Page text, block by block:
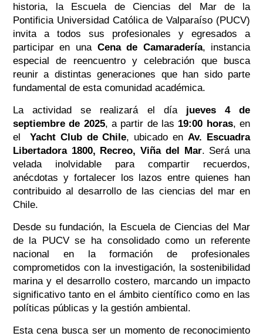
historia, la Escuela de Ciencias del Mar de la
Pontificia Universidad Católica de Valparaíso (PUCV)
invita a todos sus profesionales y egresados a
participar en una Cena de Camaradería, instancia
especial de reencuentro y celebración que busca
reunir a distintas generaciones que han sido parte
fundamental de esta comunidad académica.
La actividad se realizará el día jueves 4 de
septiembre de 2025, a partir de las 19:00 horas, en
el Yacht Club de Chile, ubicado enAv. Escuadra
Libertadora 1800, Recreo, Viña del Mar. Será una
velada inolvidable para compartir recuerdos,
anécdotas y fortalecer los lazos entre quienes han
contribuido al desarrollo de las ciencias del mar en
Chile.
Desde su fundación, la Escuela de Ciencias del Mar
de la PUCV se ha consolidado como un referente
nacional en la formación de profesionales
comprometidos con la investigación, la sostenibilidad
marina y el desarrollo costero, marcando un impacto
significativo tanto en el ámbito científico como en las
políticas públicas y la gestión ambiental.
Esta cena busca ser un momento de reconocimiento